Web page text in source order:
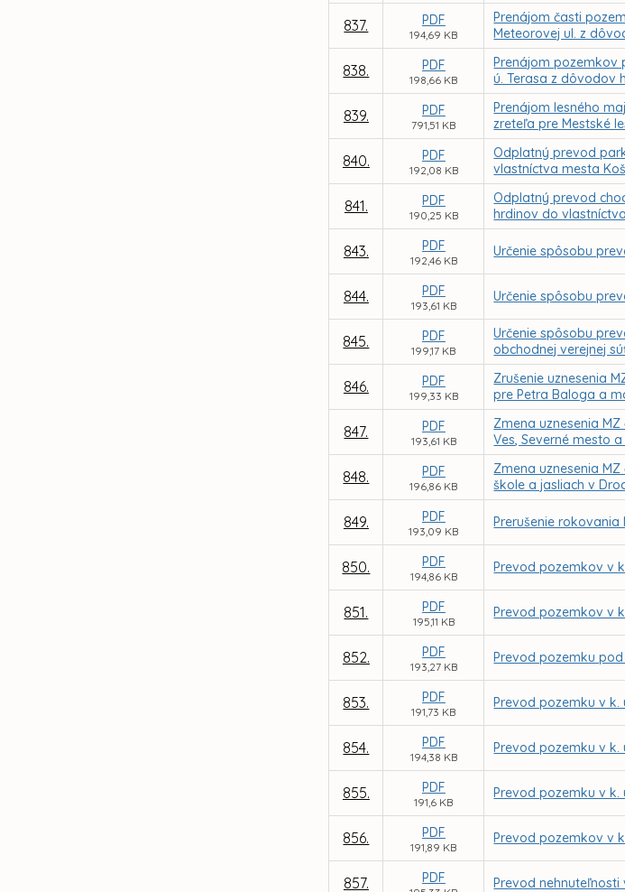
837. PDF
194,69 KB
Prenájom časti
Meteorovej ul. z
838. PDF
198,66 KB
Prenájom pozemkov
ú. Terasa z dôvodov
839. PDF
791,51 KB
Prenájom lesného
zreteľa pre Mestské
840. PDF
192,08 KB
Odplatný prevod
vlastníctva mesta
841. PDF
190,25 KB
Odplatný prevod
hrdinov do
843. PDF
192,46 KB
Určenie spôsobu
844. PDF
193,61 KB
Určenie spôsobu
845. PDF
199,17 KB
Určenie spôsobu
obchodnej verejnej
846. PDF
199,33 KB
Zrušenie uznesenia
pre Petra Baloga a
847. PDF
193,61 KB
Zmena uznesenia
Ves, Severné mesto
848. PDF
196,86 KB
Zmena uznesenia
škole a jasliach v
849. PDF
193,09 KB
Prerušenie rokovania
850. PDF
194,86 KB
Prevod pozemkov v
851. PDF
195,11 KB
Prevod pozemkov v
852. PDF
193,27 KB
Prevod pozemku
853. PDF
191,73 KB
Prevod pozemku v k.
854. PDF
194,38 KB
Prevod pozemku v k.
855. PDF
191,6 KB
Prevod pozemku v k.
856. PDF
191,89 KB
Prevod pozemkov v
857. PDF Prevod nehnuteľnosti